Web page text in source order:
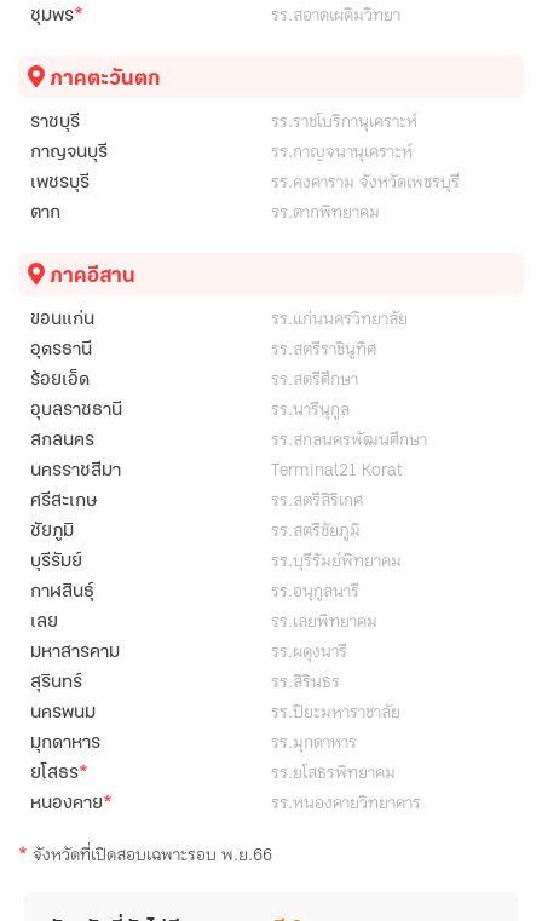
ชุมพร* รร.สอาดเผดิมวิทยา
ภาคตะวันตก
ราชบุรี รร.ราชโบริกานุเคราะห์
กาญจนบุรี รร.กาญจนานุเคราะห์
เพชรบุรี รร.คงคาราม จังหวัดเพชรบุรี
ตาก รร.ตากพิทยาคม
ภาคอีสาน
ขอนแก่น รร.แก่นนครวิทยาลัย
อุดรธานี รร.สตรีราชินูทิศ
ร้อยเอ็ด รร.สตรีศึกษา
อุบลราชธานี รร.นารีนุกูล
สกลนคร รร.สกลนครพัฒนศึกษา
นครราชสีมา Terminal21 Korat
ศรีสะเกษ รร.สตรีสิริเกศ
ชัยภูมิ รร.สตรีชัยภูมิ
บุรีรัมย์ รร.บุรีรัมย์พิทยาคม
กาฬสินธุ์ รร.อนุกูลนารี
เลย รร.เลยพิทยาคม
มหาสารคาม รร.ผดุงนารี
สุรินทร์ รร.สิรินธร
นครพนม รร.ปิยะมหาราชาลัย
มุกดาหาร รร.มุกดาหาร
ยโสธร* รร.ยโสธรพิทยาคม
หนองคาย*
รร.หนองคายวิทยาคาร
*จังหวัดที่เปิดสอบเฉพาะรอบ พ.ย.66